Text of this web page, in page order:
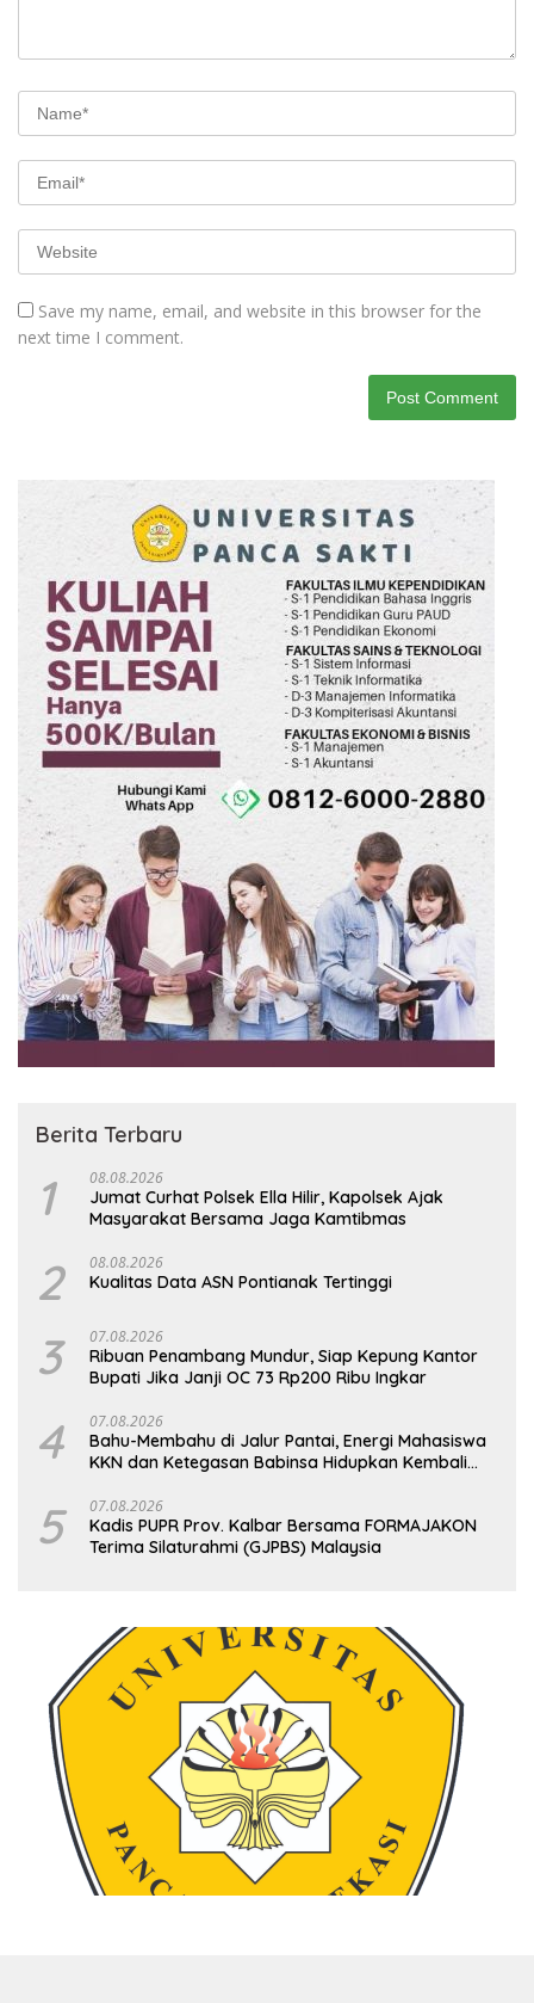
Save my name, email, and website in this browser for the
next time I comment.
Berita Terbaru
1 08.08.2026
Jumat Curhat Polsek Ella Hilir, Kapolsek Ajak
Masyarakat Bersama Jaga Kamtibmas
2 08.08.2026
Kualitas Data ASN Pontianak Tertinggi
3 07.08.2026
Ribuan Penambang Mundur, Siap Kepung Kantor
Bupati Jika Janji OC 73 Rp200 Ribu Ingkar
4 07.08.2026
Bahu-Membahu di Jalur Pantai, Energi Mahasiswa
KKN dan Ketegasan Babinsa Hidupkan Kembali
5 07.08.2026
Kadis PUPR Prov. Kalbar Bersama FORMAJAKON
Terima Silaturahmi (GJPBS) Malaysia